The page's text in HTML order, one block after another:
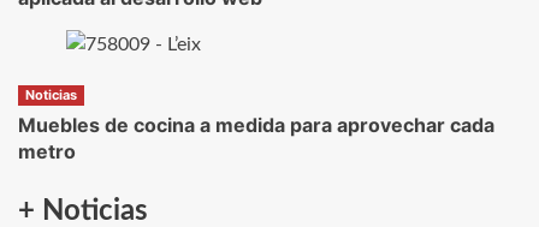
Noticias
Muebles de cocina a medida para aprovechar cada
metro
+ Noticias